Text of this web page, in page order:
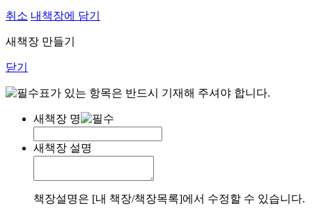
취소 내책장에 담기
새책장 만들기
닫기
표가 있는 항목은 반드시 기재해 주셔야 합니다.
새책장 명
새책장 설명
책장설명은 [내 책장/책장목록]에서 수정할 수 있습니다.